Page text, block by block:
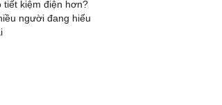
tiết kiệm điện hơn?
người đang hiểu